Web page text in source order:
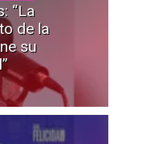
“La
de la
su